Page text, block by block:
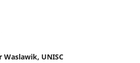
Waslawik, UNISC